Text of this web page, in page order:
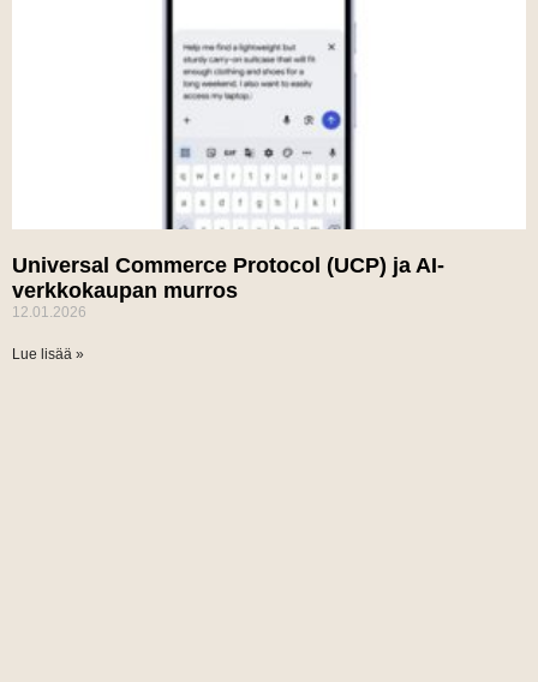
Universal Commerce Protocol (UCP) ja AI-
verkkokaupan murros
12.01.2026
Lue lisää »